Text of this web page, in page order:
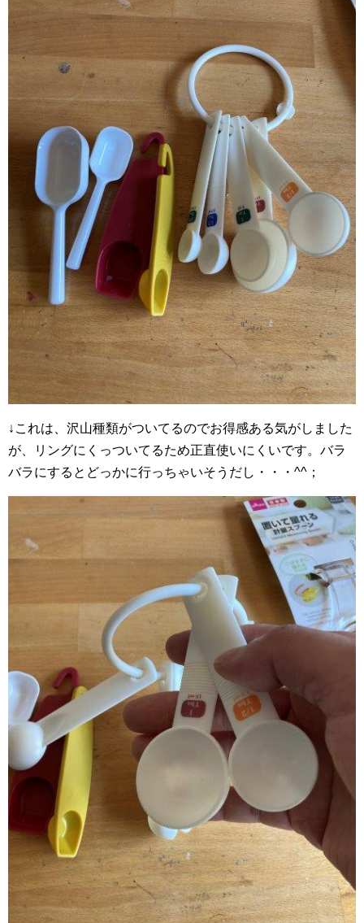
↓これは、沢山種類がついてるのでお得感ある気がしました
が、リングにくっついてるため正直使いにくいです。バラ
バラにするとどっかに行っちゃいそうだし・・・^^；